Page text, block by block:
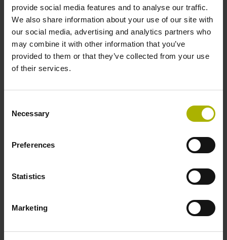
provide social media features and to analyse our traffic.
We also share information about your use of our site with
our social media, advertising and analytics partners who
may combine it with other information that you’ve
provided to them or that they’ve collected from your use
of their services.
Selection
Necessary
Preferences
Statistics
Marketing
Contact - Service commercial
Conseils et ventes
+33 (0)1 41 14 30 00
Contact - Services et support
+33 (0)1 41 14 30 00